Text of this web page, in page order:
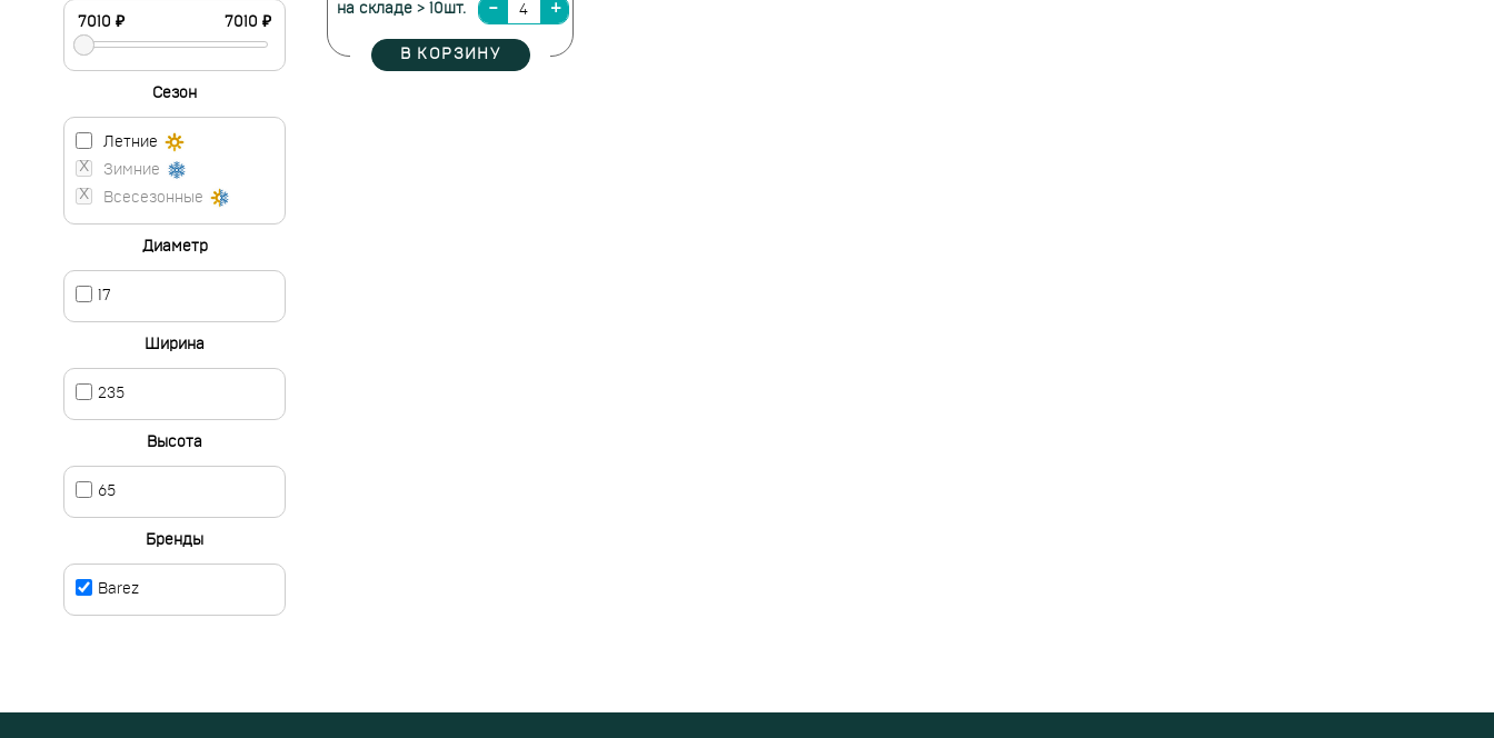
на складе > 10шт.
В КОРЗИНУ
Сезон
Летние
Зимние
Всесезонные
Диаметр
17
Ширина
235
Высота
65
Бренды
Barez